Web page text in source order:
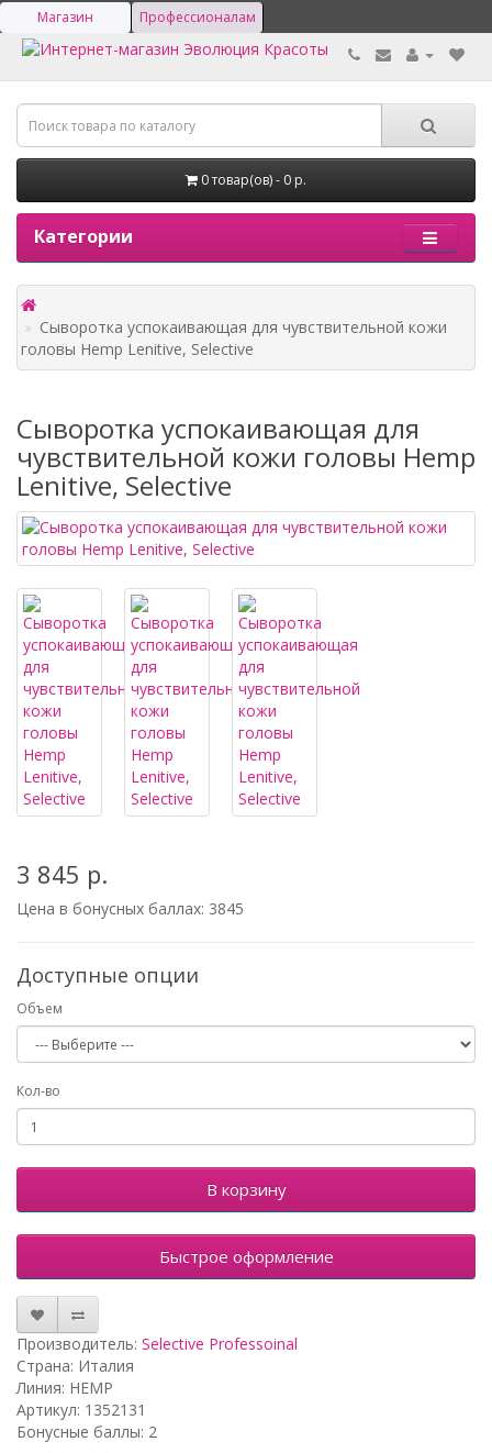
Магазин Профессионалам
0 товар(ов) - 0 р.
Категории
Сыворотка успокаивающая для чувствительной кожи
головы Hemp Lenitive, Selective
Сыворотка успокаивающая для
чувствительной кожи головы Hemp
Lenitive, Selective
3 845 р.
Цена в бонусных баллах: 3845
Доступные опции
Объем
Кол-во
В корзину
Быстрое оформление
Производитель: Selective Professoinal
Страна: Италия
Линия: HEMP
Артикул: 1352131
Бонусные баллы: 2